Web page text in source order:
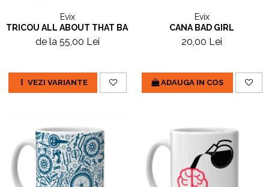
Evix
TRICOU ALL ABOUT THAT BASE
de la 55,00 Lei
VEZI VARIANTE
Evix
CANA BAD GIRL
20,00 Lei
ADAUGA IN COS